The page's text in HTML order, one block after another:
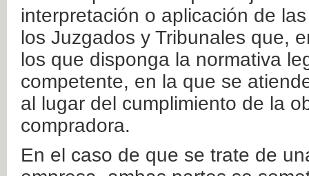
interpretación o aplicación de
los Juzgados y Tribunales que,
los que disponga la normativa
competente, en la que se
al lugar del cumplimiento de la
compradora.
En el caso de que se trate de